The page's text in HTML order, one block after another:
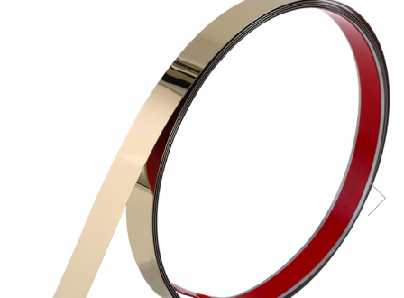
Intretinere Textile si Covoare
Markere Multisuprafete
Adezivi & Benzi Adezive
Climatizare & Iluminare
Lampi de Veghe
Umidificatoare & Aromaterapie
Lampi si Becuri cu LED